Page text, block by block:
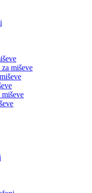
miševe
miševe